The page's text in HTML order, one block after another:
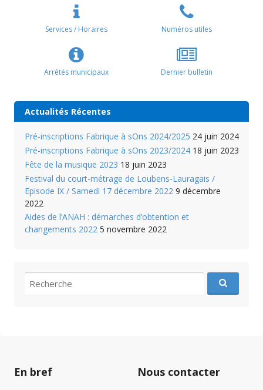
Services / Horaires Numéros utiles
Arrêtés municipaux Dernier bulletin
Actualités Récentes
Pré-inscriptions Fabrique à sOns 2024/2025 24 juin 2024
Pré-inscriptions Fabrique à sOns 2023/2024 18 juin 2023
Fête de la musique 2023 18 juin 2023
Festival du court-métrage de Loubens-Lauragais /
Episode IX / Samedi 17 décembre 2022 9 décembre
2022
Aides de l’ANAH : démarches d’obtention et
changements 2022 5 novembre 2022
pour
En bref Nous contacter